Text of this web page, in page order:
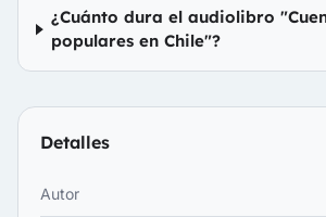
¿Cuánto dura el audiolibro
populares en Chile"?
Detalles
Autor